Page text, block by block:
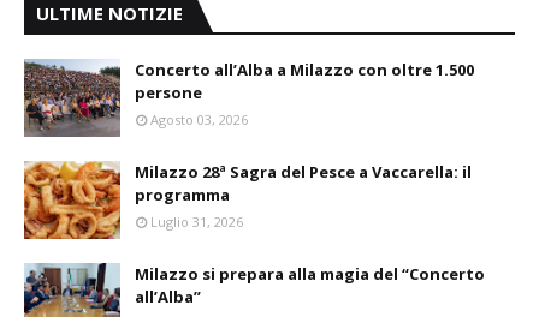
ULTIME NOTIZIE
Concerto all’Alba a Milazzo con oltre 1.500
persone
Agosto 03, 2026
Milazzo 28ª Sagra del Pesce a Vaccarella: il
programma
Luglio 31, 2026
Milazzo si prepara alla magia del “Concerto
all’Alba”